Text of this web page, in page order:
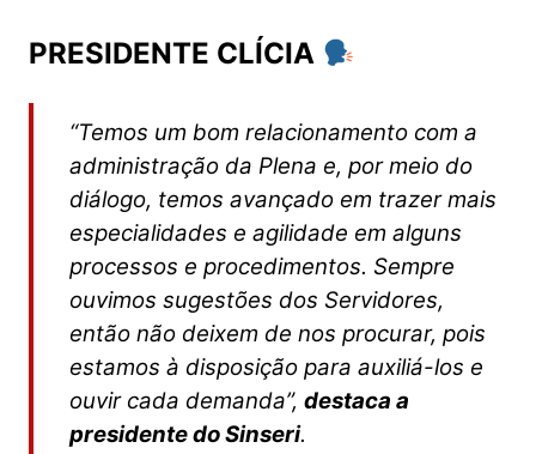
PRESIDENTE CLÍCIA
“Temos um bom relacionamento com a
administração da Plena e, por meio do
diálogo, temos avançado em trazer mais
especialidades e agilidade em alguns
processos e procedimentos. Sempre
ouvimos sugestões dos Servidores,
então não deixem de nos procurar, pois
estamos à disposição para auxiliá-los e
ouvir cada demanda”, destaca a
presidente do Sinseri.